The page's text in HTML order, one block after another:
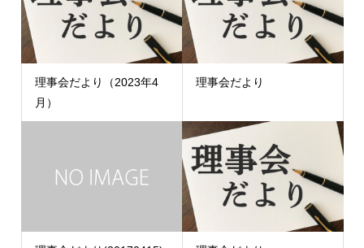
理事会だより（2023年4
月）
理事会だより